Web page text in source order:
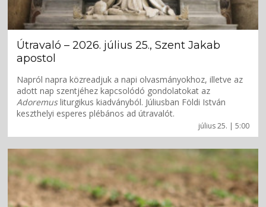
július 25. | 5:00
Útravaló – 2026. július 25., Szent Jakab
apostol
Napról napra közreadjuk a napi olvasmányokhoz, illetve az
adott nap szentjéhez kapcsolódó gondolatokat az
Adoremusliturgikus kiadványból. Júliusban Földi István
keszthelyi esperes plébános ad útravalót.